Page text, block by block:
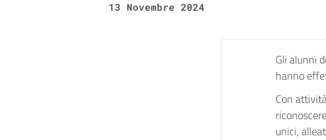
13 Novembre 2024
Gli alunni
hanno
Con
unici,